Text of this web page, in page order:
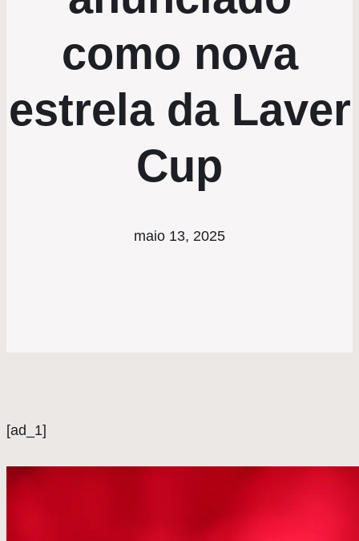
como nova
estrela da Laver
Cup
maio 13, 2025
[ad_1]